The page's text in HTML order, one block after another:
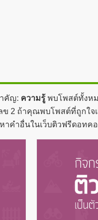
คัญ: ความรู้ พบโพสต์ทั้งห
2 ถ้าคุณพบโพสต์ที่ถูกใ
คำอื่นในเว็บติวฟรีดอทค